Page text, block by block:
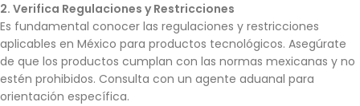
2. Verifica Regulaciones y Restricciones
Es fundamental conocer las regulaciones y restricciones
aplicables en México para productos tecnológicos. Asegúrate
de que los productos cumplan con las normas mexicanas y no
estén prohibidos. Consulta con un agente aduanal para
orientación específica.